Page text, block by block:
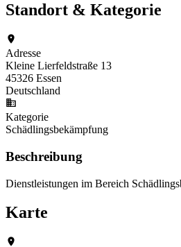
Standort & Kategorie
Adresse
Kleine Lierfeldstraße 13
45326 Essen
Deutschland
Kategorie
Schädlingsbekämpfung
Beschreibung
Dienstleistungen im Bereich
Karte